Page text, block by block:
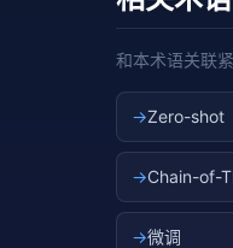
和本术语关联
→Zero-shot
→Chain-of-
→微调